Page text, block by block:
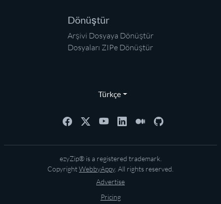
Dönüştür
Arşivi Dosyaya Dönüştür
Dosyaları ZIPe Dönüştür
Türkçe
ezyZip® is a registered trademark.
CopyrightWebbyAppy. All rights reserved.
Advertise
Pricing